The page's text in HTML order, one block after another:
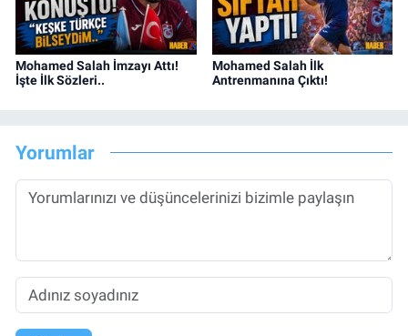
Mohamed Salah İmzayı Attı!
İşte İlk Sözleri..
Mohamed Salah İlk
Antrenmanına Çıktı!
Yorumlar